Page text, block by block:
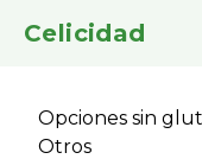
Celicidad
Opciones sin
Otros